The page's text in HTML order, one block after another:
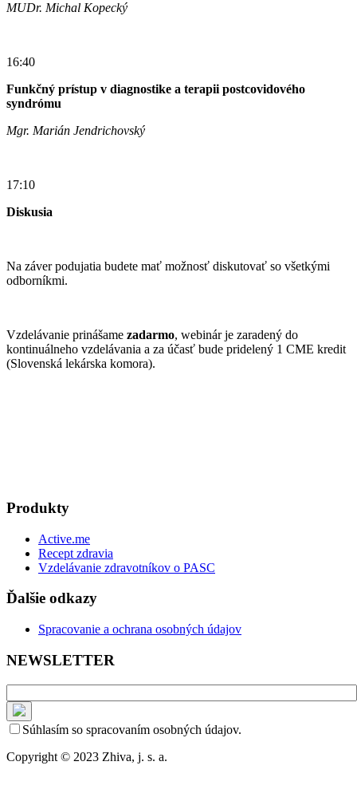
MUDr. Michal Kopecký
16:40
Funkčný prístup v diagnostike a terapii postcovidového
syndrómu
Mgr. Marián Jendrichovský
17:10
Diskusia
Na záver podujatia budete mať možnosť diskutovať so všetkými
odborníkmi.
Vzdelávanie prinášame zadarmo, webinár je zaradený do
kontinuálneho vzdelávania a za účasť bude pridelený 1 CME kredit
(Slovenská lekárska komora).
Produkty
Active.me
Recept zdravia
Vzdelávanie zdravotníkov o PASC
Ďalšie odkazy
Spracovanie a ochrana osobných údajov
NEWSLETTER
Súhlasím so spracovaním osobných údajov.
Copyright © 2023 Zhiva, j. s. a.